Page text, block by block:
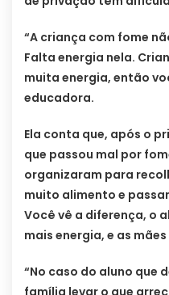
“A criança com fome
Falta energia nela.
muita energia, então
educadora.
Ela conta que, após o
que passou mal por
organizaram para
muito alimento e
Você vê a diferença, o
mais energia, e as
“No caso do aluno que